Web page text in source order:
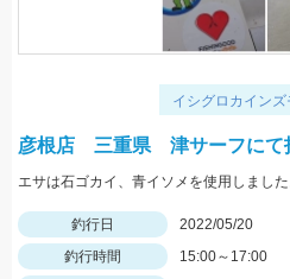
イシグロカイン
彦根店 三重県 津サーフにて
エサは石ゴカイ、青イソメを使用しました
釣行日
2022/05/20
釣行時間
15:00～17:00